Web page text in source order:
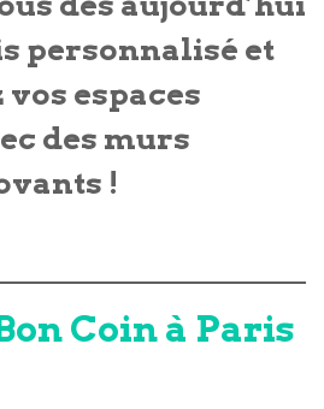
personnalisé et
espaces
des murs
!
Coin à Paris